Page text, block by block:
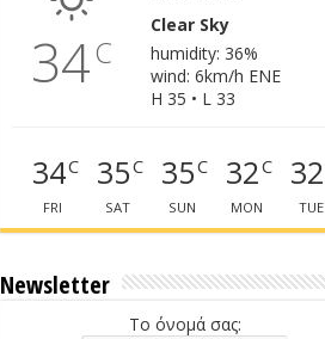
34C
Clear Sky
humidity: 36%
wind: 6km/h ENE
H 35 • L 33
34C
FRI
35C
SAT
35C
SUN
32C
MON
32
TUE
Newsletter
Το όνομά σας: